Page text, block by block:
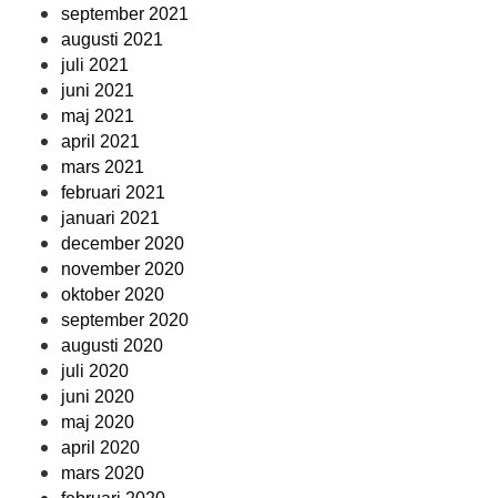
september 2021
augusti 2021
juli 2021
juni 2021
maj 2021
april 2021
mars 2021
februari 2021
januari 2021
december 2020
november 2020
oktober 2020
september 2020
augusti 2020
juli 2020
juni 2020
maj 2020
april 2020
mars 2020